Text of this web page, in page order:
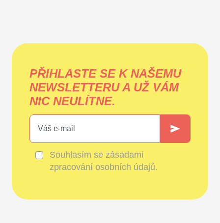
PŘIHLASTE SE K NAŠEMU
NEWSLETTERU A UŽ VÁM
NIC NEULÍTNE.
Souhlasím se zásadami
zpracování osobních údajů.